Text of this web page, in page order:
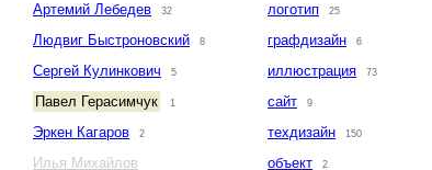
Артемий Лебедев 32
Людвиг Быстроновский 8
Сергей Кулинкович 5
Павел Герасимчук 1
Эркен Кагаров 2
Илья Михайлов
логотип 25
графдизайн 6
иллюстрация 73
сайт 9
техдизайн 150
объект 2